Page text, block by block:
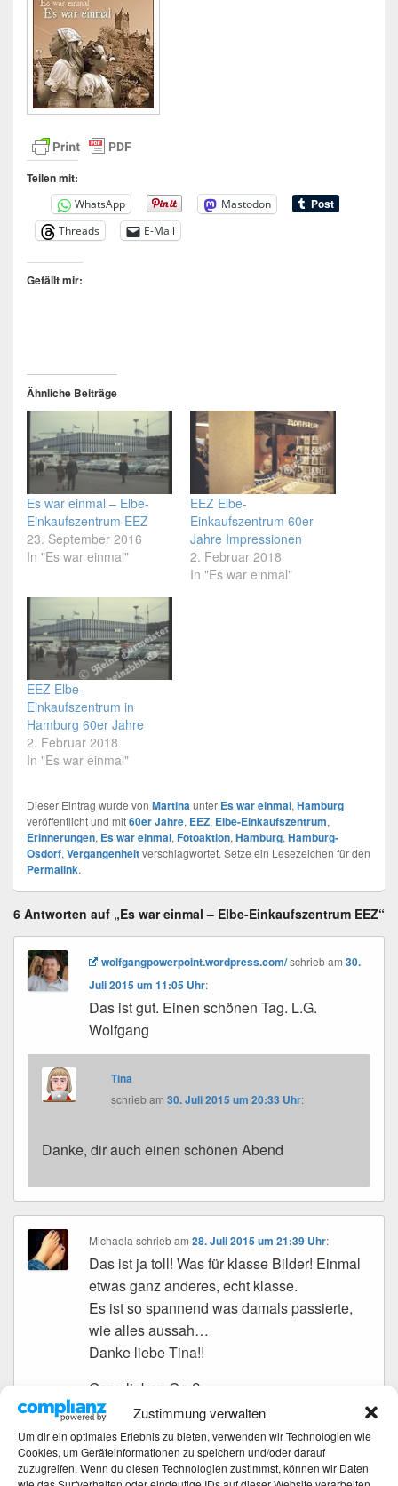
Zustimmung verwalten
Um dir ein optimales Erlebnis zu bieten, verwenden wir Technologien wie
Cookies, um Geräteinformationen zu speichern und/oder darauf
zuzugreifen. Wenn du diesen Technologien zustimmst, können wir Daten
Teilen mit:
WhatsApp
Mastodon
Threads
E-Mail
Gefällt mir:
Ähnliche Beiträge
Es war einmal – Elbe-
Einkaufszentrum EEZ
23. September 2016
In "Es war einmal"
EEZ Elbe-
Einkaufszentrum 60er
Jahre Impressionen
2. Februar 2018
In "Es war einmal"
EEZ Elbe-
Einkaufszentrum in
Hamburg 60er Jahre
2. Februar 2018
In "Es war einmal"
Dieser Eintrag wurde von Martinaunter Es war einmal,Hamburg
veröffentlicht und mit60er Jahre, EEZ, Elbe-Einkaufszentrum,
Erinnerungen, Es war einmal,Fotoaktion,Hamburg,Hamburg-
Osdorf,Vergangenheitverschlagwortet. Setze ein Lesezeichen für den
Permalink.
6 Antworten auf „Es war einmal – Elbe-Einkaufszentrum EEZ“
wolfgangpowerpoint.wordpress.com/schriebam30.
Juli 2015 um 11:05 Uhr:
Das ist gut. Einen schönen Tag. L.G.
Wolfgang
Tina
schriebam30. Juli 2015 um 20:33 Uhr:
Danke, dir auch einen schönen Abend
Michaela schriebam28. Juli 2015 um 21:39 Uhr:
Das ist ja toll! Was für klasse Bilder! Einmal
etwas ganz anderes, echt klasse.
Es ist so spannend was damals passierte,
wie alles aussah…
Danke liebe Tina!!
Ganz lieben Gruß,
Michaela
Tina
schriebam30. Juli 2015 um 20:35 Uhr: